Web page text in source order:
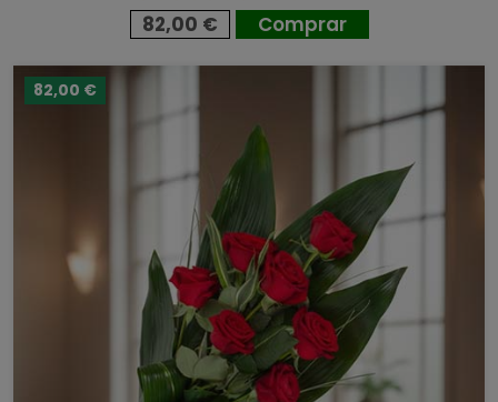
82,00 € Comprar
82,00 €